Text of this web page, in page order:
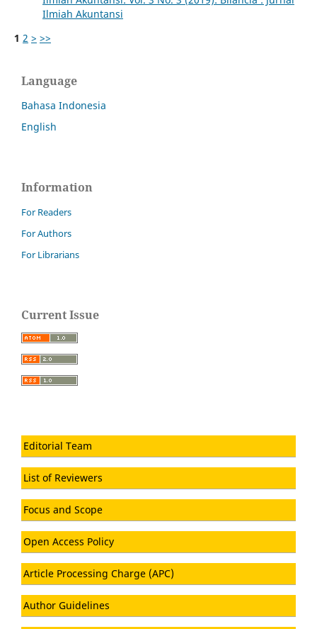
Ilmiah Akuntansi
1 2 > >>
Language
Bahasa Indonesia
English
Information
For Readers
For Authors
For Librarians
Current Issue
Editorial Team
List of Reviewers
Focus and Scope
Open Access Policy
Article Processing Charge (APC)
Author Guidelines